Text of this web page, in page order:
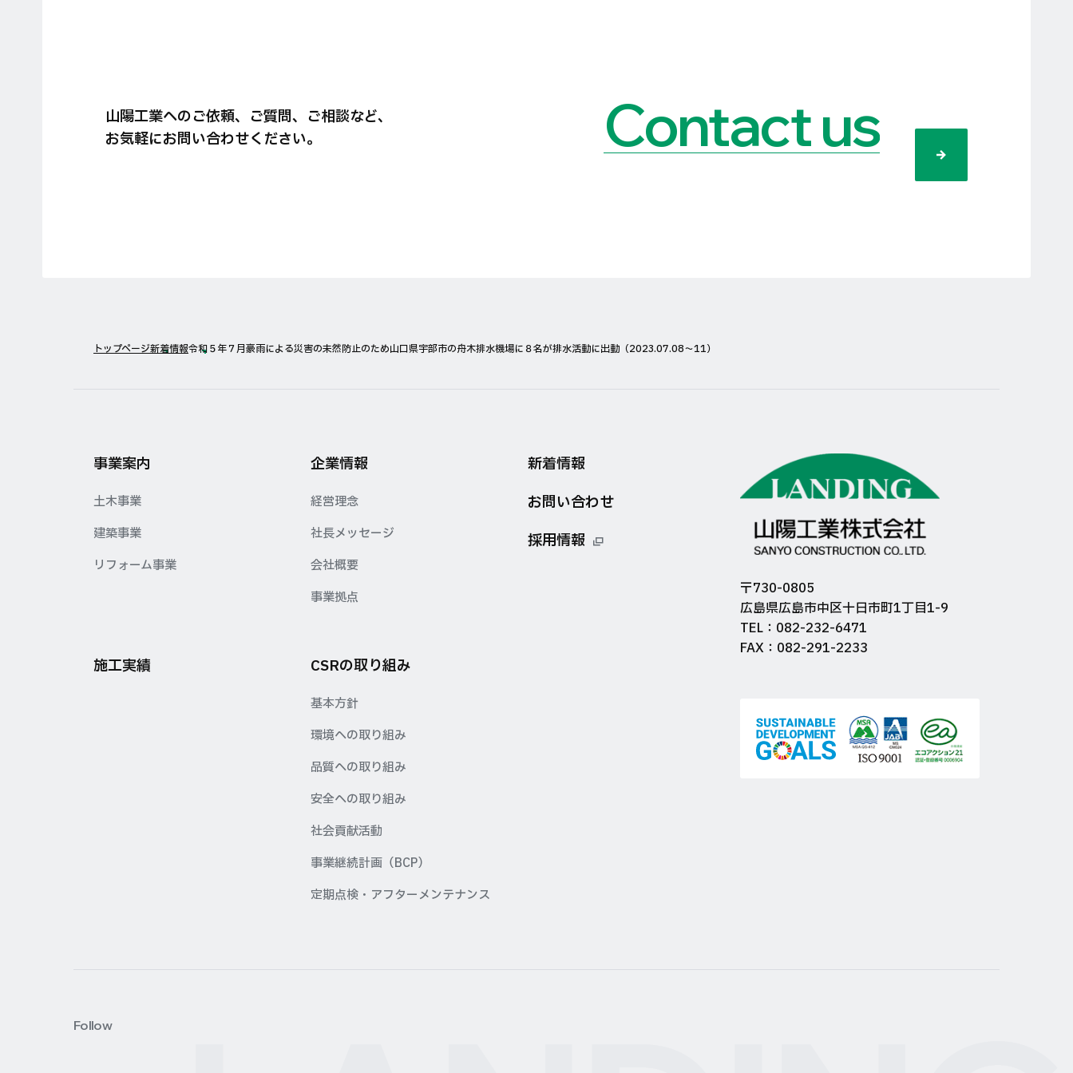
山陽工業へのご依頼、ご質問、ご相談など、
お気軽にお問い合わせください。
Contact us
トップページ新着情報令和５年７月豪雨による災害の未然防止のため山口県宇部市の舟木排水機場に８名が排水活動に出動（2023.07.08〜11）
事業案内
土木事業
建築事業
リフォーム事業
企業情報
経営理念
社長メッセージ
会社概要
事業拠点
施工実績 CSRの取り組み
基本方針
環境への取り組み
品質への取り組み
安全への取り組み
社会貢献活動
事業継続計画（BCP）
定期点検・アフターメンテナンス
新着情報
お問い合わせ
採用情報
〒730-0805
広島県広島市中区十日市町1丁目1-9
TEL：082-232-6471
FAX：082-291-2233
Follow